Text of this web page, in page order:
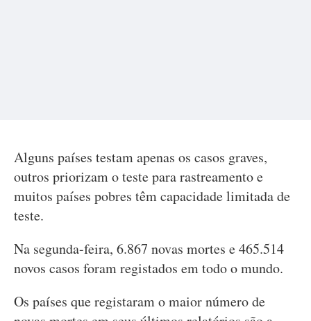
Alguns países testam apenas os casos graves,
outros priorizam o teste para rastreamento e
muitos países pobres têm capacidade limitada de
teste.
Na segunda-feira, 6.867 novas mortes e 465.514
novos casos foram registados em todo o mundo.
Os países que registaram o maior número de